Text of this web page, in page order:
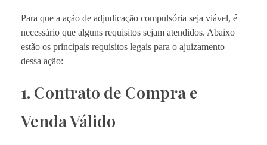
Para que a ação de adjudicação compulsória seja viável, é
necessário que alguns requisitos sejam atendidos. Abaixo
estão os principais requisitos legais para o ajuizamento
dessa ação:
1. Contrato de Compra e
Venda Válido